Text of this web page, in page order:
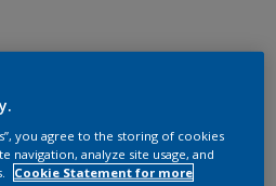
you agree to the storing of cookies
navigation, analyze site usage, and
Cookie Statement for more